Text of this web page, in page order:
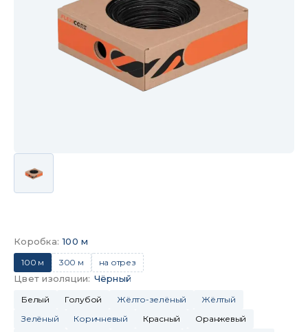
Коробка: 100 м
100 м 300 м на отрез
Цвет изоляции: Чёрный
Белый Голубой Жёлто-зелёный
Жёлтый
Зелёный
Коричневый Красный
Оранжевый